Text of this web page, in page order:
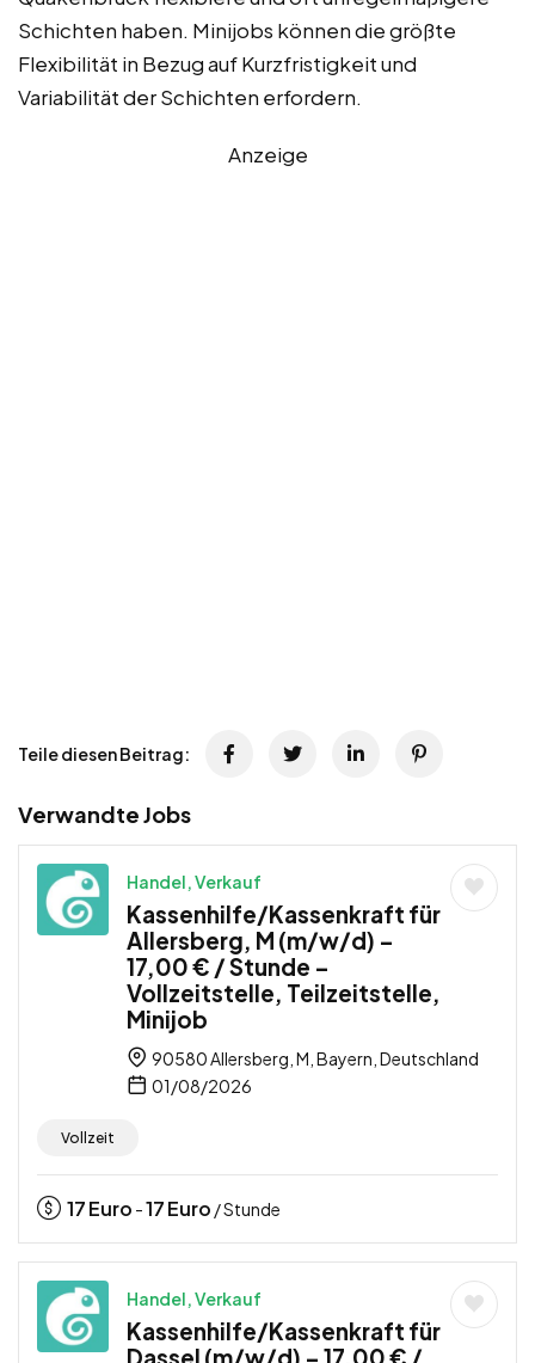
Schichten haben. Minijobs können die größte
Flexibilität in Bezug auf Kurzfristigkeit und
Variabilität der Schichten erfordern.
Anzeige
Teile diesen Beitrag:
Verwandte Jobs
Handel, Verkauf
Kassenhilfe/Kassenkraft für
Allersberg, M (m/w/d) –
17,00 € / Stunde –
Vollzeitstelle, Teilzeitstelle,
Minijob
90580 Allersberg, M, Bayern, Deutschland
01/08/2026
Vollzeit
17Euro -17Euro / Stunde
Handel, Verkauf
Kassenhilfe/Kassenkraft für
Dassel (m/w/d) – 17,00 € /